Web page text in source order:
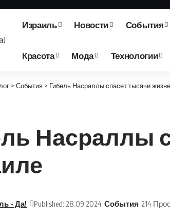
Израиль Новости События
Красота Мода Технологии
> События > Гибель Насраллы спасет тысячи
Насраллы
- Да! Published: 28.09.2024 События 214